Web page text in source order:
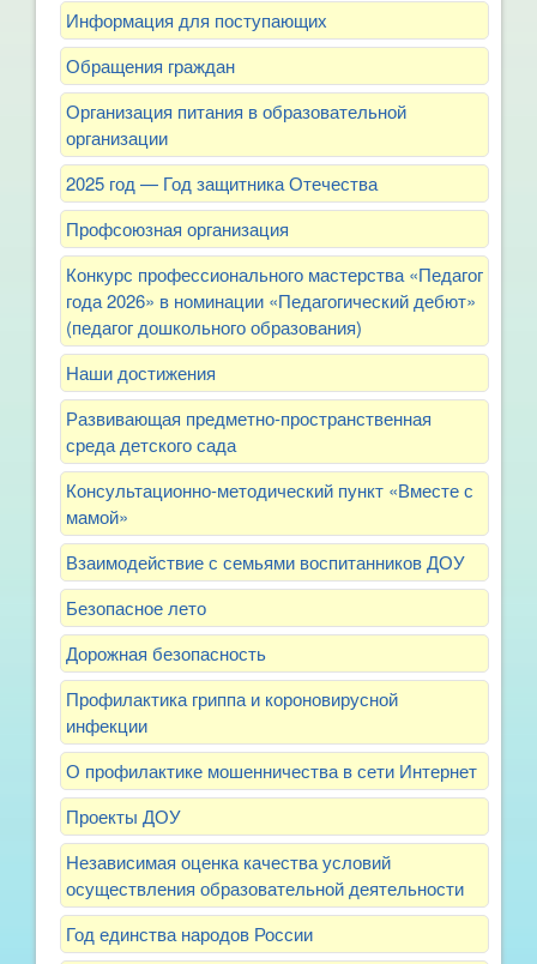
Информация для поступающих
Обращения граждан
Организация питания в образовательной
организации
2025 год — Год защитника Отечества
Профсоюзная организация
Конкурс профессионального мастерства «Педагог
года 2026» в номинации «Педагогический дебют»
(педагог дошкольного образования)
Наши достижения
Развивающая предметно-пространственная
среда детского сада
Консультационно-методический пункт «Вместе с
мамой»
Взаимодействие с семьями воспитанников ДОУ
Безопасное лето
Дорожная безопасность
Профилактика гриппа и короновирусной
инфекции
О профилактике мошенничества в сети Интернет
Проекты ДОУ
Независимая оценка качества условий
осуществления образовательной деятельности
Год единства народов России